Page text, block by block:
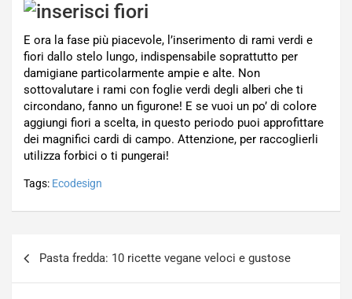
E ora la fase più piacevole, l’inserimento di rami verdi e
fiori dallo stelo lungo, indispensabile soprattutto per
damigiane particolarmente ampie e alte. Non
sottovalutare i rami con foglie verdi degli alberi che ti
circondano, fanno un figurone! E se vuoi un po’ di colore
aggiungi fiori a scelta, in questo periodo puoi approfittare
dei magnifici cardi di campo. Attenzione, per raccoglierli
utilizza forbici o ti pungerai!
Tags: Ecodesign
Pasta fredda: 10 ricette vegane veloci e gustose